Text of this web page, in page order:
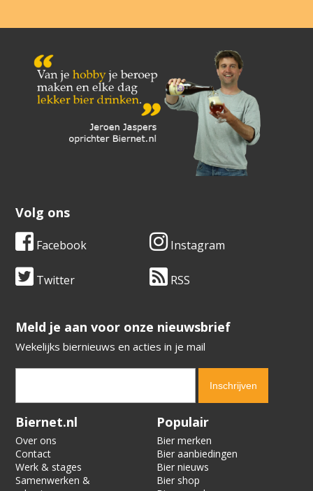
Volg ons
Facebook Instagram
Twitter RSS
​​​​​​​Meld je aan voor onze nieuwsbrief
Wekelijks biernieuws en acties in je mail
Verification code:
Biernet.nl
Over ons
Contact
Werk & stages
Samenwerken &
Populair
Bier merken
Bier aanbiedingen
Bier nieuws
Bier shop